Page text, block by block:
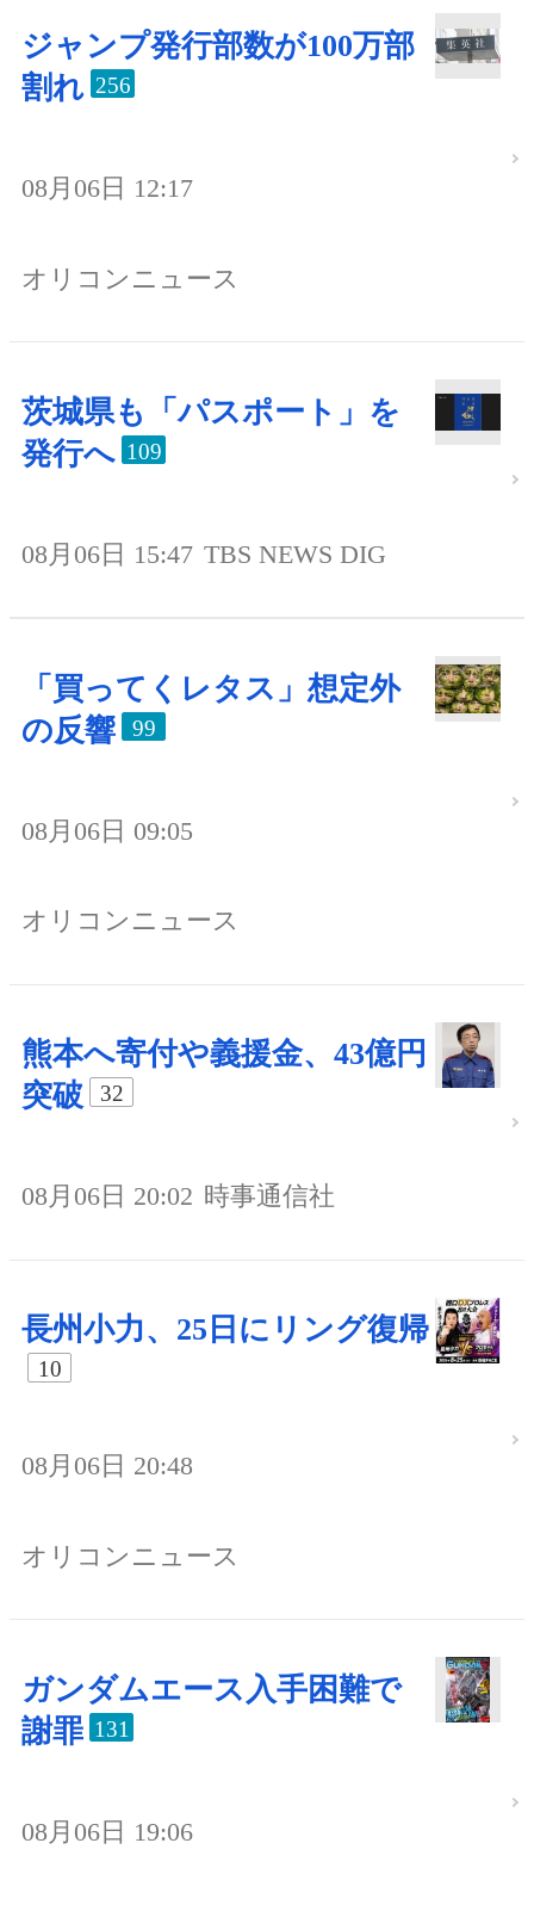
ジャンプ発行部数が100万部
割れ 256
08月06日 12:17
オリコンニュース
茨城県も「パスポート」を
発行へ 109
08月06日 15:47 TBS NEWS DIG
「買ってくレタス」想定外
の反響
99
08月06日 09:05
オリコンニュース
熊本へ寄付や義援金、43億円
突破
32
08月06日 20:02 時事通信社
長州小力、25日にリング復帰
10
08月06日 20:48
オリコンニュース
ガンダムエース入手困難で
謝罪 131
08月06日 19:06